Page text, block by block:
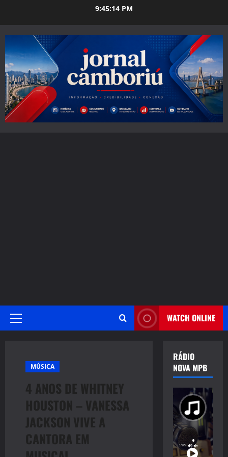
9:45:15 PM
Primary
WATCH ONLINE
MÚSICA
4 ANOS DE WHITNEY
HOUSTON – VANESSA
JACKSON VIVE A
CANTORA EM
RÁDIO
NOVA MPB